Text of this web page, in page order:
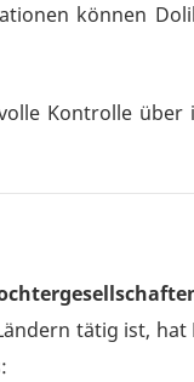
können
Kontrolle
tätig ist,